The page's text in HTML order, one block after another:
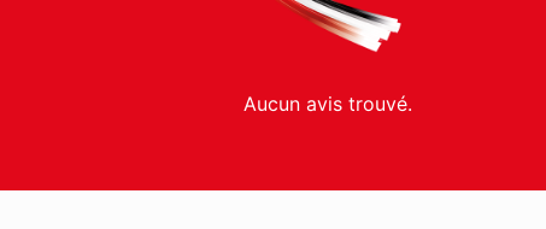
Aucun avis trouvé.